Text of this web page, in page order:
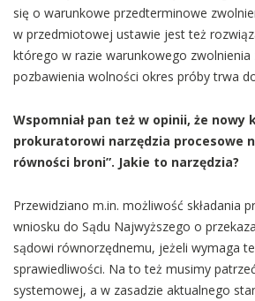
się o warunkowe przedterminowe
w przedmiotowej ustawie jest też
którego w razie warunkowego
pozbawienia wolności okres próby trwa
Wspomniał pan też w opinii, że nowy
prokuratorowi narzędzia procesowe
równości broni”. Jakie to narzędzia?
Przewidziano m.in. możliwość składania
wniosku do Sądu Najwyższego o
sądowi równorzędnemu, jeżeli wymaga
sprawiedliwości. Na to też musimy
systemowej, a w zasadzie aktualnego